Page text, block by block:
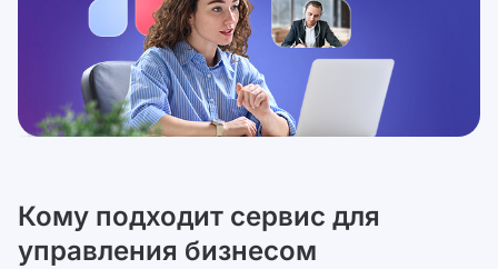
Кому подходит сервис для
управления бизнесом